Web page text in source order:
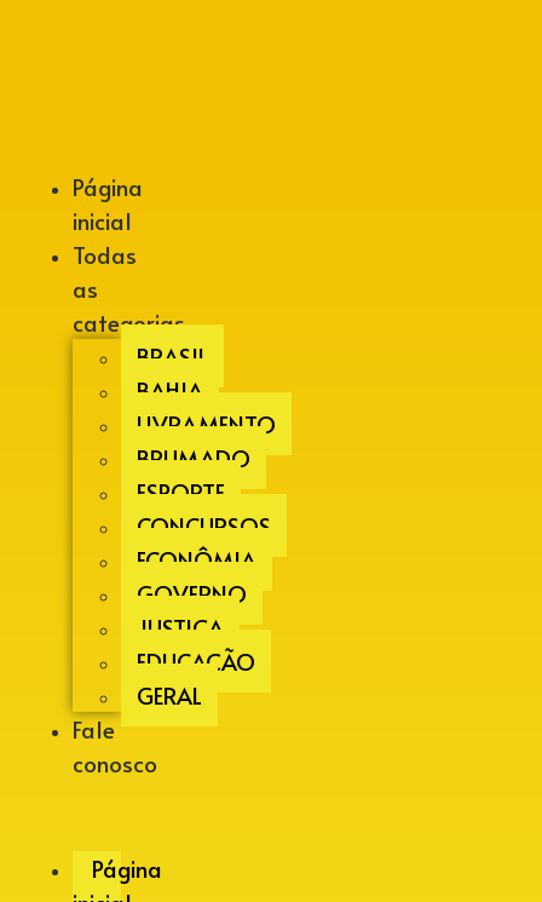
Página
inicial
Todas
as
categorias
BRASIL
BAHIA
LIVRAMENTO
BRUMADO
ESPORTE
CONCURSOS
ECONÔMIA
GOVERNO
JUSTIÇA
EDUCAÇÃO
GERAL
Fale
conosco
Página